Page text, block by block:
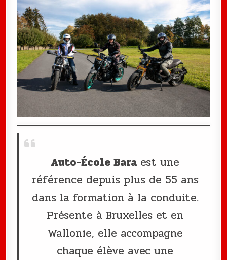
Auto-École Bara est une
référence depuis plus de 55 ans
dans la formation à la conduite.
Présente à Bruxelles et en
Wallonie, elle accompagne
chaque élève avec une